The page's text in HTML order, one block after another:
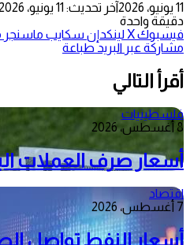
11 يونيو، 2026
آخر تحديث: 11 يونيو، 2026
دقيقة واحدة
فيسبوك‫Xلينكدإن سكايب ماسنجر
مشاركة عبر البريد طباعة
أقرأ التالي
فلسطينيات
8 أغسطس، 2026
أسعار صرف العملات
اقتصاد
7 أغسطس، 2026
أسعار النفط تواصل